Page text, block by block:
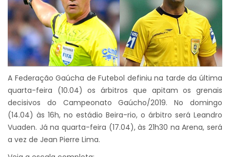
A Federação Gaúcha de Futebol definiu na tarde da última
quarta-feira (10.04) os árbitros que apitam os grenais
decisivos do Campeonato Gaúcho/2019. No domingo
(14.04) às 16h, no estádio Beira-rio, o árbitro será Leandro
Vuaden. Já na quarta-feira (17.04), às 21h30 na Arena, será
a vez de Jean Pierre Lima.